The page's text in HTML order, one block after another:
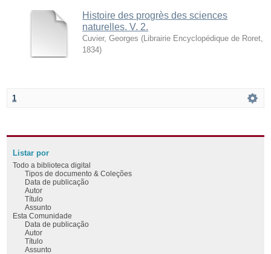
Histoire des progrès des sciences
naturelles. V. 2.
Cuvier, Georges ( Librairie Encyclopédique de Roret
1834)
1
Listar por
Todo a biblioteca digital
Tipos de documento & Coleções
Data de publicação
Autor
Título
Assunto
Esta Comunidade
Data de publicação
Autor
Título
Assunto